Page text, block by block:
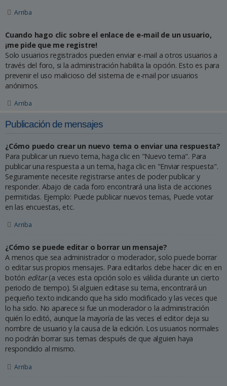
Arriba
Cuando hago clic sobre el enlace de e-mail de un usuario,
¡me pide que me registre!
Solo usuarios registrados pueden enviar e-mail a otros usuarios a
través del foro, si la administración habilita la opción. Esto es para
prevenir el uso malicioso del sistema de e-mail por usuarios
anónimos.
Arriba
Publicación de mensajes
¿Cómo puedo crear un nuevo tema o enviar una respuesta?
Para publicar un nuevo tema, haga clic en "Nuevo tema". Para
publicar una respuesta a un tema, haga clic en "Enviar respuesta".
Seguramente necesite registrarse antes de poder publicar y
responder. Abajo de cada foro encontrará una lista de acciones
permitidas. Ejemplo: Puede publicar nuevos temas, Puede votar
en las encuestas, etc.
Arriba
¿Cómo se puede editar o borrar un mensaje?
A menos que sea administrador o moderador, solo puede borrar
o editar sus propios mensajes. Para editarlos debe hacer clic en en
botón editar(a veces esta opción solo es válida durante un cierto
periodo de tiempo). Si alguien editase su tema, encontrará un
pequeño texto indicando que ha sido modificado y las veces que
lo ha sido. No aparece si fue un moderador o la administración
quién lo editó, aunque la mayoría de las veces el editor deja su
nombre de usuario y la causa de la edición. Los usuarios normales
no podrán borrar sus temas después de que alguien haya
respondido al mismo.
Arriba